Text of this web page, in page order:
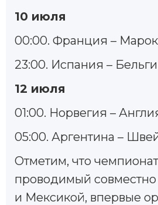
10 июля
00:00. Франция –
23:00. Испания –
12 июля
01:00. Норвегия –
05:00. Аргентина –
Отметим, что
проводимый
и Мексикой, впервые